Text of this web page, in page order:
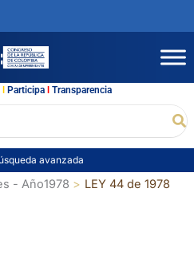
l Participal Transparencia
avanzada
- Año1978 LEY 44 de 1978